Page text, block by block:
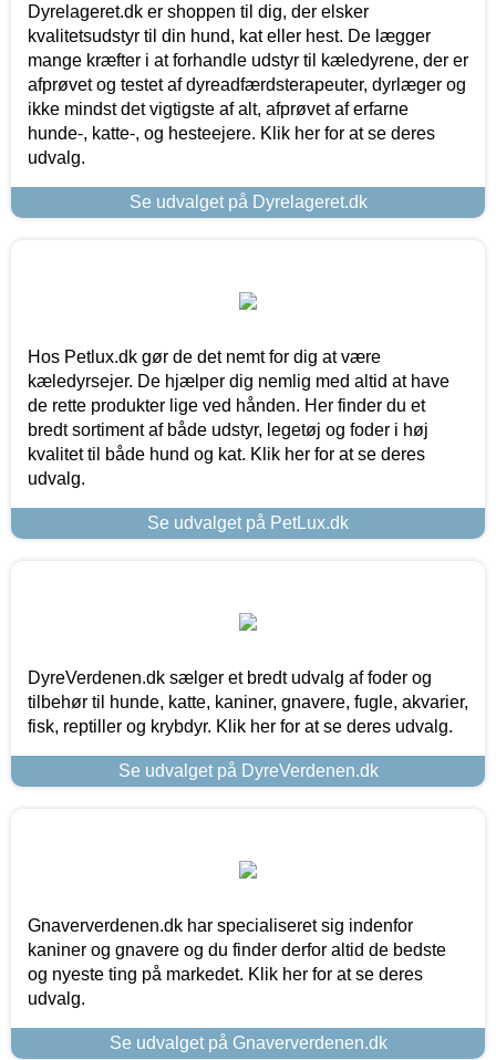
Dyrelageret.dk er shoppen til dig, der elsker
kvalitetsudstyr til din hund, kat eller hest. De lægger
mange kræfter i at forhandle udstyr til kæledyrene, der er
afprøvet og testet af dyreadfærdsterapeuter, dyrlæger og
ikke mindst det vigtigste af alt, afprøvet af erfarne
hunde-, katte-, og hesteejere. Klik her for at se deres
udvalg.
Se udvalget på Dyrelageret.dk
Hos Petlux.dk gør de det nemt for dig at være
kæledyrsejer. De hjælper dig nemlig med altid at have
de rette produkter lige ved hånden. Her finder du et
bredt sortiment af både udstyr, legetøj og foder i høj
kvalitet til både hund og kat. Klik her for at se deres
udvalg.
Se udvalget på PetLux.dk
DyreVerdenen.dk sælger et bredt udvalg af foder og
tilbehør til hunde, katte, kaniner, gnavere, fugle, akvarier,
fisk, reptiller og krybdyr. Klik her for at se deres udvalg.
Se udvalget på DyreVerdenen.dk
Gnaververdenen.dk har specialiseret sig indenfor
kaniner og gnavere og du finder derfor altid de bedste
og nyeste ting på markedet. Klik her for at se deres
udvalg.
Se udvalget på Gnaververdenen.dk